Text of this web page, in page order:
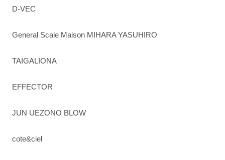
D-VEC
General Scale Maison MIHARA YASUHIRO
TAIGALIONA
EFFECTOR
JUN UEZONO BLOW
cote&ciel